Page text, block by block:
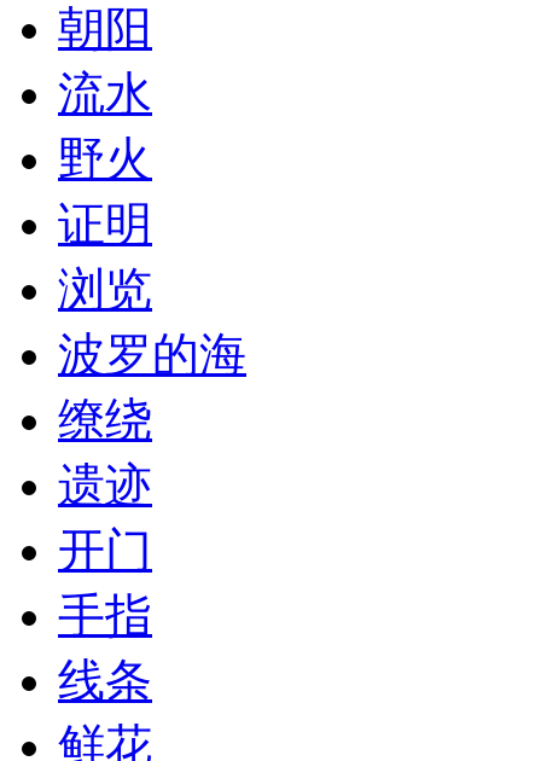
朝阳
流水
野火
证明
浏览
波罗的海
缭绕
遗迹
开门
手指
线条
鲜花